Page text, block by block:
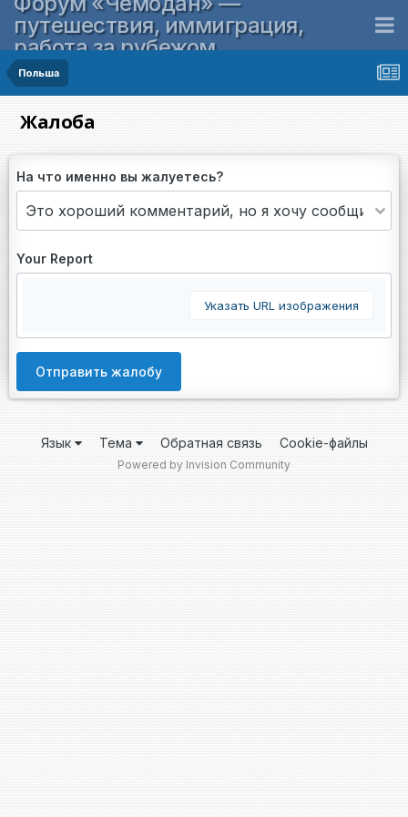
путешествия, иммиграция,
работа за рубежом
Польша
Жалоба
На что именно вы жалуетесь?
Your Report
Указать URL изображения
Отправить жалобу
Язык Тема Обратная связь Cookie-файлы
Powered by Invision Community